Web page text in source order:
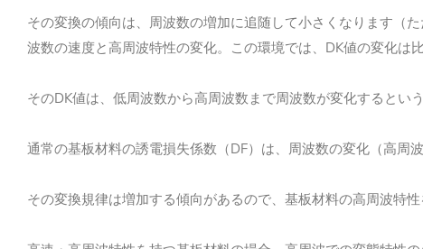
その変換の傾向は、周波数の増加に追随して小さくなります（
波数の速度と高周波特性の変化。 この環境では、DK値の変化は
そのDK値は、低周波数から高周波数まで周波数が変化するとい
通常の基板材料の誘電損失係数（DF）は、周波数の変化（高周
その変換規律は増加する傾向があるので、基板材料の高周波特